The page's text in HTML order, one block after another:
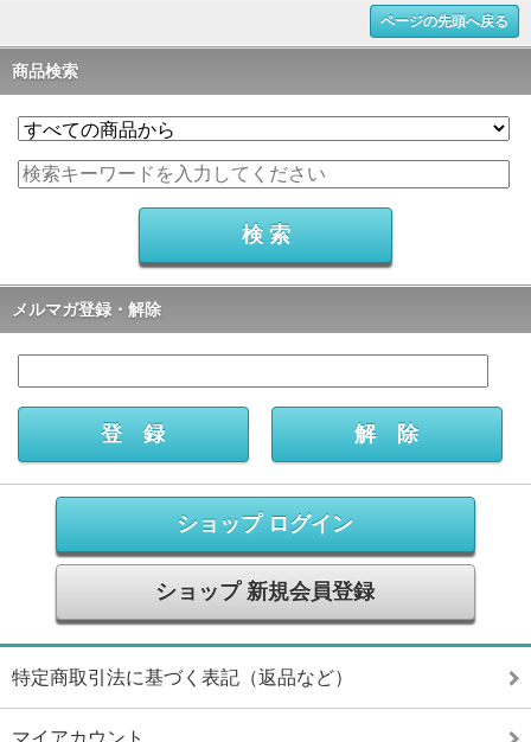
ページの先頭へ戻る
商品検索
メルマガ登録・解除
ショップ ログイン
ショップ 新規会員登録
特定商取引法に基づく表記（返品など）